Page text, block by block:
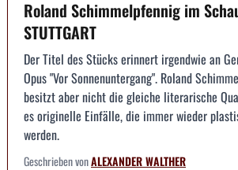
Roland Schimmelpfennig im
STUTTGART
Der Titel des Stücks erinnert irgendwie an
Opus "Vor Sonnenuntergang". Roland
besitzt aber nicht die gleiche literarische
es originelle Einfälle, die immer wieder
werden.
Geschrieben vonALEXANDER WALTHER